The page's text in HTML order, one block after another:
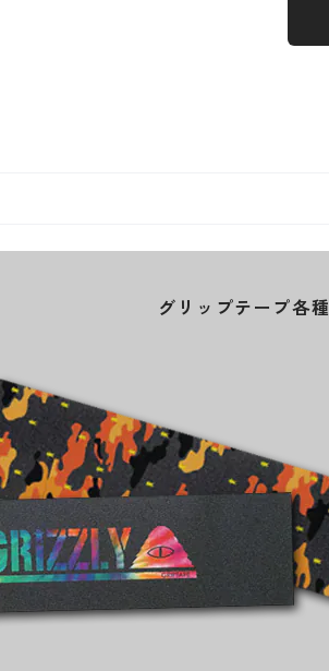
グリップテープ各種